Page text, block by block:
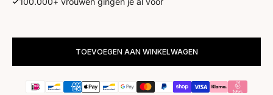
Bruin
Easy Wing Grootte:6 mm.
TOEVOEGEN AAN WINKELWAGEN